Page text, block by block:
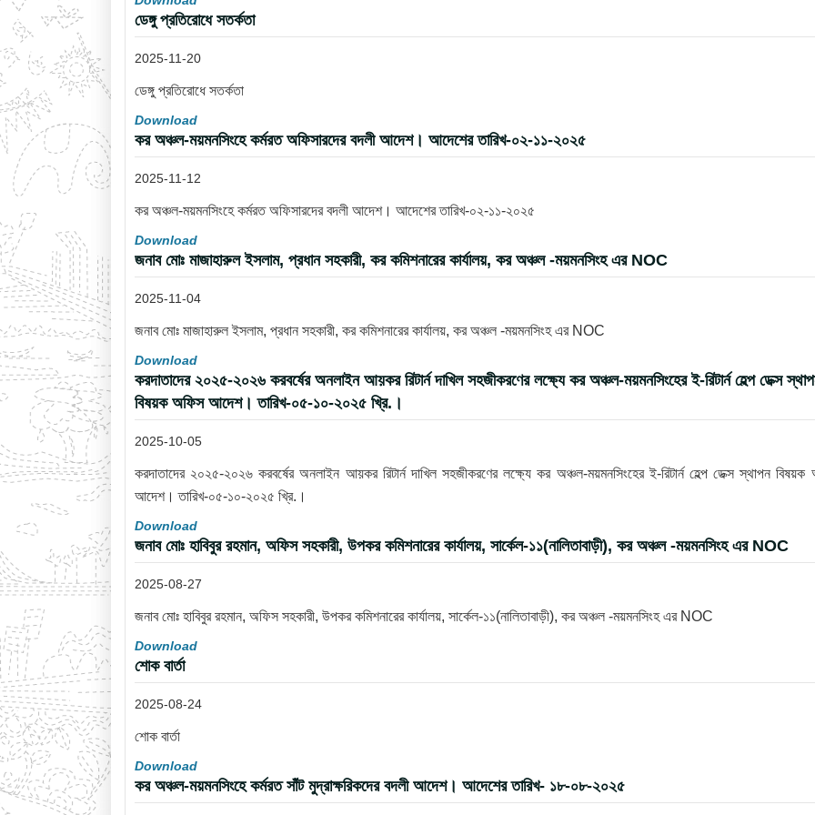
ডেঙ্গু প্রতিরোধে সতর্কতা
2025-11-20
ডেঙ্গু প্রতিরোধে সতর্কতা
Download
কর অঞ্চল-ময়মনসিংহে কর্মরত অফিসারদের বদলী আদেশ। আদেশের তারিখ-০২-১১-২০২৫
2025-11-12
কর অঞ্চল-ময়মনসিংহে কর্মরত অফিসারদের বদলী আদেশ। আদেশের তারিখ-০২-১১-২০২৫
Download
জনাব মোঃ মাজাহারুল ইসলাম, প্রধান সহকারী, কর কমিশনারের কার্যালয়, কর অঞ্চল -ময়মনসিংহ এর NOC
2025-11-04
জনাব মোঃ মাজাহারুল ইসলাম, প্রধান সহকারী, কর কমিশনারের কার্যালয়, কর অঞ্চল -ময়মনসিংহ এর NOC
Download
করদাতাদের ২০২৫-২০২৬ করবর্ষের অনলাইন আয়কর রিটার্ন দাখিল সহজীকরণের লক্ষ্যে কর অঞ্চল-ময়মনসিংহের ই-রিটার্ন হেল্প ডেক্স
বিষয়ক অফিস আদেশ। তারিখ-০৫-১০-২০২৫ খ্রি.।
2025-10-05
করদাতাদের ২০২৫-২০২৬ করবর্ষের অনলাইন আয়কর রিটার্ন দাখিল সহজীকরণের লক্ষ্যে কর অঞ্চল-ময়মনসিংহের ই-রিটার্ন হেল্প ডেক্স স্থাপন
আদেশ। তারিখ-০৫-১০-২০২৫ খ্রি.।
Download
জনাব মোঃ হাবিবুর রহমান, অফিস সহকারী, উপকর কমিশনারের কার্যালয়, সার্কেল-১১(নালিতাবাড়ী), কর অঞ্চল -ময়মনসিংহ এর NOC
2025-08-27
জনাব মোঃ হাবিবুর রহমান, অফিস সহকারী, উপকর কমিশনারের কার্যালয়, সার্কেল-১১(নালিতাবাড়ী), কর অঞ্চল -ময়মনসিংহ এর NOC
Download
শোক বার্তা
2025-08-24
শোক বার্তা
Download
কর অঞ্চল-ময়মনসিংহে কর্মরত সাঁট মুদ্রাক্ষরিকদের বদলী আদেশ। আদেশের তারিখ- ১৮-০৮-২০২৫